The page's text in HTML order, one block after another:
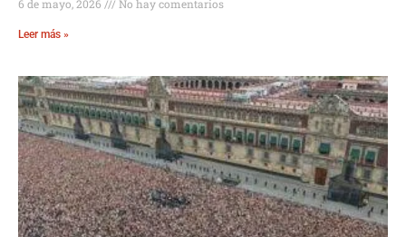
6 de mayo, 2026 No hay comentarios
Leer más »